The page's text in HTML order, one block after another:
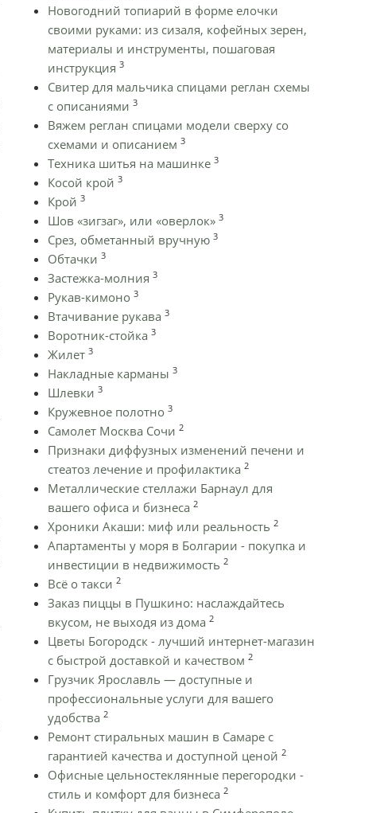
Новогодний топиарий в форме елочки
своими руками: из сизаля, кофейных зерен,
материалы и инструменты, пошаговая
инструкция 3
Cвитер для мальчика спицами реглан схемы
с описаниями 3
Вяжем реглан спицами модели сверху со
схемами и описанием 3
Техника шитья на машинке 3
Косой крой 3
Крой 3
Шов «зигзаг», или «оверлок» 3
Срез, обметанный вручную 3
Обтачки 3
Застежка-молния 3
Рукав-кимоно 3
Втачивание рукава 3
Воротник-стойка 3
Жилет 3
Накладные карманы 3
Шлевки 3
Кружевное полотно 3
Самолет Москва Сочи 2
Признаки диффузных изменений печени и
стеатоз лечение и профилактика 2
Металлические стеллажи Барнаул для
вашего офиса и бизнеса 2
Хроники Акаши: миф или реальность 2
Апартаменты у моря в Болгарии - покупка и
инвестиции в недвижимость 2
Всё о такси 2
Заказ пиццы в Пушкино: наслаждайтесь
вкусом, не выходя из дома 2
Цветы Богородск - лучший интернет-магазин
с быстрой доставкой и качеством 2
Грузчик Ярославль — доступные и
профессиональные услуги для вашего
удобства 2
Ремонт стиральных машин в Самаре с
гарантией качества и доступной ценой 2
Офисные цельностеклянные перегородки -
стиль и комфорт для бизнеса 2